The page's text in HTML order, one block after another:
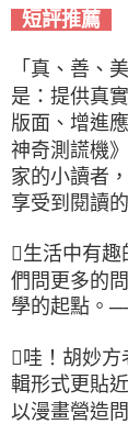
短評推薦
「真、善、
是：提供真
版面、增進
神奇測謊機
家的小讀者
享受到閱讀
生活中有趣
們問更多的
學的起點。
哇！胡妙方
輯形式更貼
以漫畫營造